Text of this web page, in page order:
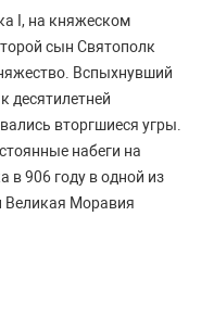
I, на княжеском
сын Святополк
Вспыхнувший
десятилетней
вторгшиеся угры.
набеги на
в 906 году в одной из
Великая Моравия